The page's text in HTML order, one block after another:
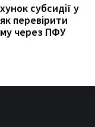
субсидії у
перевірити
через ПФУ